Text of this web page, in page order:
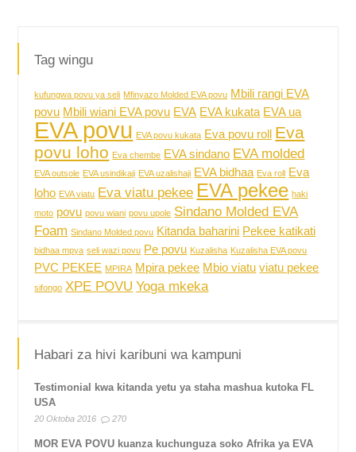
Tag wingu
kufungwa povu ya seli Mfinyazo Molded EVA povu Mbili rangi EVA
povu Mbili wiani EVA povu EVA EVA kukata EVA ua
EVA povu EVA povu kukata Eva povu roll
Eva
povu loho Eva chembe EVA sindano EVA molded
EVA outsole EVA usindikaji EVA uzalishaji EVA bidhaa Eva roll
Eva
loho EVA viatu Eva viatu pekee EVA pekee haki
moto povu povu wiani povu upole Sindano Molded EVA
Foam Sindano Molded povu Kitanda baharini Pekee katikati
bidhaa mpya seli wazi povu Pe povu Kuzalisha Kuzalisha EVA povu
PVC PEKEE MPIRA Mpira pekee Mbio viatu viatu pekee
sifongo XPE POVU Yoga mkeka
Habari za hivi karibuni wa kampuni
Testimonial kwa kitanda yetu ya staha mashua kutoka FL
USA
20 Oktoba 2016 270
MOR EVA POVU kuanza kuchunguza soko Afrika ya EVA